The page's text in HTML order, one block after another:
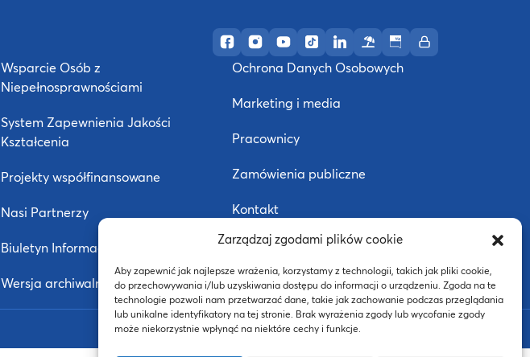
Zarządzaj zgodami plików cookie
Aby zapewnić jak najlepsze wrażenia, korzystamy z technologii, takich jak pliki cookie,
do przechowywania i/lub uzyskiwania dostępu do informacji o urządzeniu. Zgoda na te
technologie pozwoli nam przetwarzać dane, takie jak zachowanie podczas przeglądania
lub unikalne identyfikatory na tej stronie. Brak wyrażenia zgody lub wycofanie zgody
może niekorzystnie wpłynąć na niektóre cechy i funkcje.
Profil AWF Poznań w serwisie Facebook
Profil AWF Poznań w serwisie Instagram
Profil AWF Poznań w serwisie YouTube
Profil AWF Poznań w serwisie TikTok
Profil AWF Poznań w serwisie
Ośrodek wypoczynkowy w
Biuletyn Informacji
Intranet
Wsparcie Osób z
Niepełnosprawnościami
System Zapewnienia Jakości
Kształcenia
Projekty współfinansowane
Nasi Partnerzy
Biuletyn Informacji Publicznej
Wersja archiwalna strony
Ochrona Danych Osobowych
Marketing i media
Pracownicy
Zamówienia publiczne
Kontakt
Deklaracja dostępności
BIP